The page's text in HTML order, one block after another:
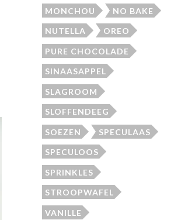
MONCHOU NO BAKE
NUTELLA OREO
PURE CHOCOLADE
SINAASAPPEL
SLAGROOM
SLOFFENDEEG
SOEZEN SPECULAAS
SPECULOOS
SPRINKLES
STROOPWAFEL
VANILLE